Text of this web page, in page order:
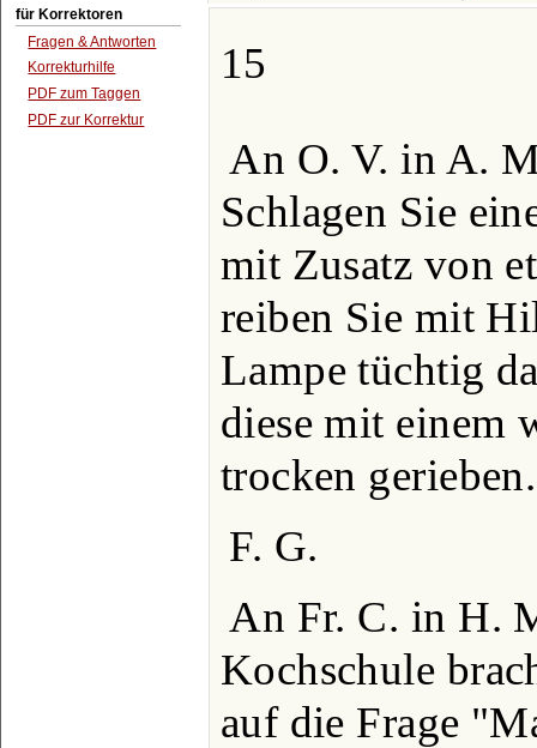
für Korrektoren
Fragen & Antworten
Korrekturhilfe
PDF zum Taggen
PDF zur Korrektur
15
An O. V. in A.
Schlagen Sie
mit Zusatz von
reiben Sie mit
Lampe tüchtig
diese mit einem
trocken gerieben.
F. G.
An Fr. C. in H.
Kochschule
auf die Frage